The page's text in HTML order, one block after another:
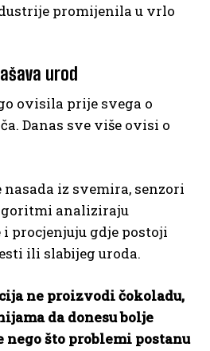
promijenila u vrlo
urod
ovisila prije svega o
Danas sve više ovisi o
iz svemira, senzori
analiziraju
procjenjuju gdje postoji
ili slabijeg uroda.
ne proizvodi čokoladu,
da donesu bolje
nego što problemi postanu